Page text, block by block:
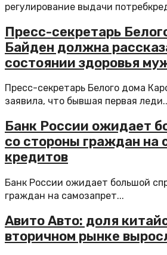
регулирование выдачи
Пресс-секретарь
Байден должна
состоянии здоровья
Пресс-секретарь Белого дома
заявила, что бывшая первая
Банк России ожидает
со стороны граждан на
кредитов
Банк России ожидает большой
граждан на самозапрет...
Авито Авто: доля
вторичном рынке